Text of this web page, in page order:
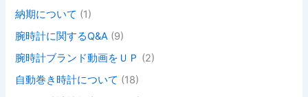
納期について (1)
腕時計に関するQ&A (9)
腕時計ブランド動画をＵＰ (2)
自動巻き時計について (18)